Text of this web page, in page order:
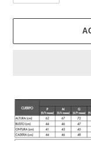
el
producto
a
tu